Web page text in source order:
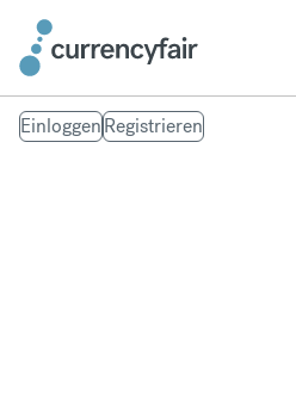
EinloggenRegistrieren